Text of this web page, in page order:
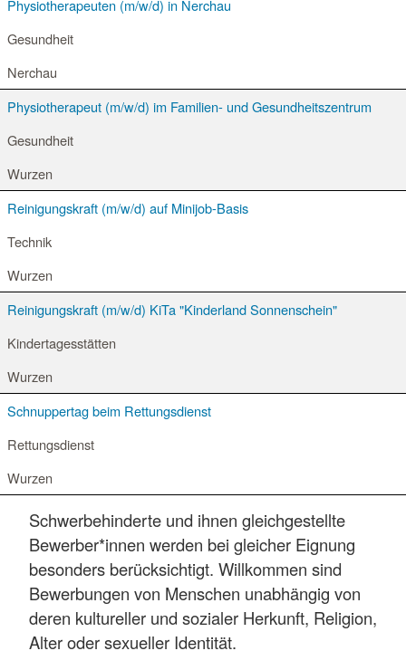
Physiotherapeuten (m/w/d) in Nerchau
Gesundheit
Nerchau
Physiotherapeut (m/w/d) im Familien- und Gesundheitszentrum
Gesundheit
Wurzen
Reinigungskraft (m/w/d) auf Minijob-Basis
Technik
Wurzen
Reinigungskraft (m/w/d) KiTa "Kinderland Sonnenschein"
Kindertagesstätten
Wurzen
Schnuppertag beim Rettungsdienst
Rettungsdienst
Wurzen
Schwerbehinderte und ihnen gleichgestellte
Bewerber*innen werden bei gleicher Eignung
besonders berücksichtigt. Willkommen sind
Bewerbungen von Menschen unabhängig von
deren kultureller und sozialer Herkunft, Religion,
Alter oder sexueller Identität.